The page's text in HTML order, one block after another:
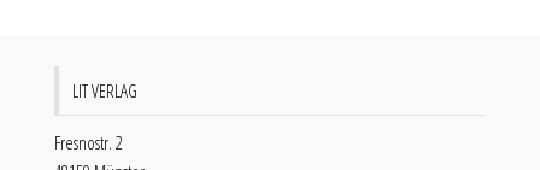
LIT VERLAG
Fresnostr. 2